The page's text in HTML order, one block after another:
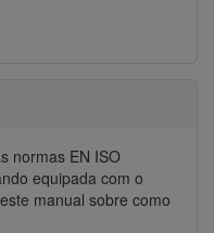
normas EN ISO
equipada com o
manual sobre como